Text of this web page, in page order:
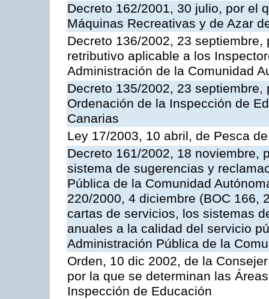
Decreto 162/2001, 30 julio, por el
Máquinas Recreativas y de Azar
Decreto 136/2002, 23
retributivo aplicable a los
Administración de la Comunidad
Decreto 135/2002, 23
Ordenación de la Inspección de
Canarias
Ley 17/2003, 10 abril, de Pesca
Decreto 161/2002, 18 noviembre,
sistema de sugerencias y
Pública de la Comunidad
220/2000, 4 diciembre (BOC 166,
cartas de servicios, los sistemas
anuales a la calidad del servicio
Administración Pública de la
Orden, 10 dic 2002, de la
por la que se determinan las
Inspección de Educación